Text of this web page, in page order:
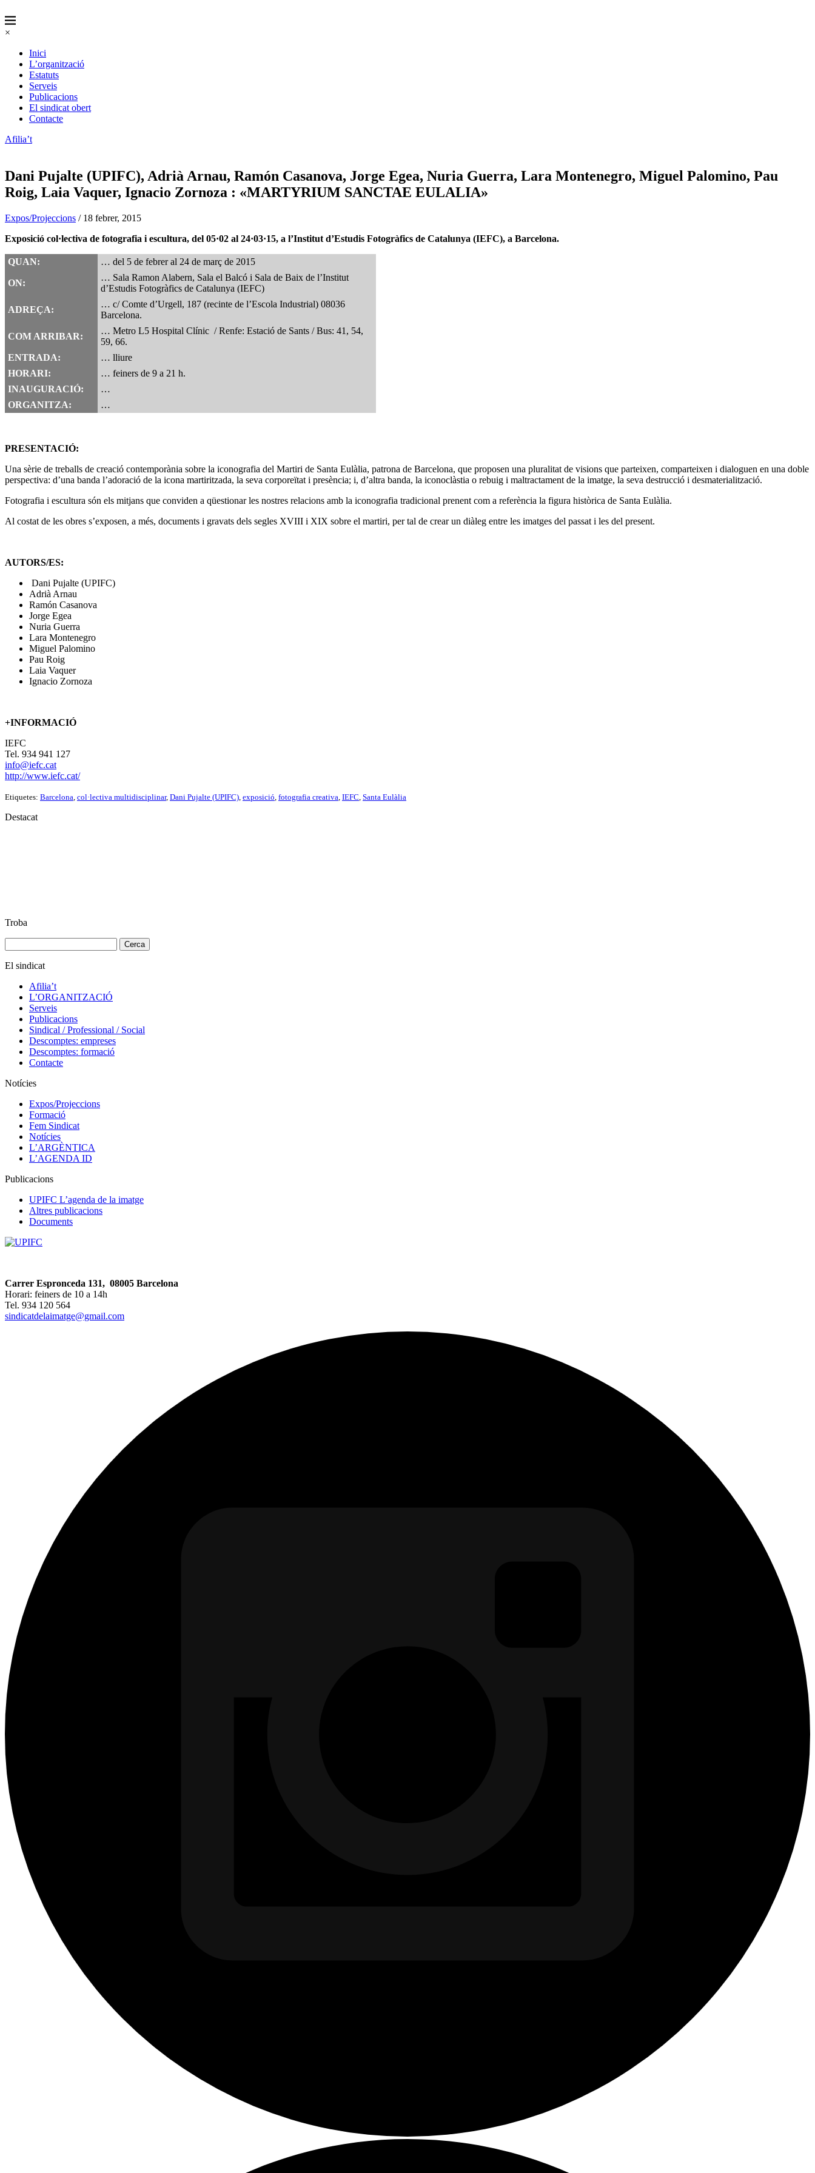
×
Inici
L’organització
Estatuts
Serveis
Publicacions
El sindicat obert
Contacte
Afilia’t
Dani Pujalte (UPIFC), Adrià Arnau, Ramón Casanova, Jorge Egea, Nuria Guerra, Lara Montenegro, Miguel Palomino, Pau
Roig, Laia Vaquer, Ignacio Zornoza : «MARTYRIUM SANCTAE EULALIA»
Expos/Projeccions / 18 febrer, 2015
Exposició col·lectiva de fotografia i escultura, del 05·02 al 24·03·15, a l’Institut d’Estudis Fotogràfics de Catalunya (IEFC), a Barcelona.
QUAN: … del 5 de febrer al 24 de març de 2015
ON:
… Sala Ramon Alabern, Sala el Balcó i Sala de Baix de l’Institut
d’Estudis Fotogràfics de Catalunya (IEFC)
ADREÇA:
… c/ Comte d’Urgell, 187 (recinte de l’Escola Industrial) 08036
Barcelona.
COM ARRIBAR:
… Metro L5 Hospital Clínic / Renfe: Estació de Sants / Bus: 41, 54,
59, 66.
ENTRADA:
… lliure
HORARI:
… feiners de 9 a 21 h.
INAUGURACIÓ:
…
ORGANITZA:
…
PRESENTACIÓ:
Una sèrie de treballs de creació contemporània sobre la iconografia del Martiri de Santa Eulàlia, patrona de Barcelona, que proposen una plu­ralitat de visions que parteixen, com­parteixen i dialoguen en una doble
perspectiva: d’una banda l’adoració de la icona martiritza­da, la seva corporeïtat i presència; i, d’altra banda, la iconoclàstia o rebuig i maltractament de la imatge, la seva destrucció i desmaterialització.
Fotografia i escultura són els mitjans que conviden a qüestionar les nostres relacions amb la iconografia tradicional prenent com a referència la figura històrica de Santa Eulàlia.
Al costat de les obres s’expo­sen, a més, documents i gravats dels segles XVIII i XIX sobre el martiri, per tal de crear un diàleg entre les imatges del passat i les del present.
AUTORS/ES:
Dani Pujalte (UPIFC)
Adrià Arnau
Ramón Casanova
Jorge Egea
Nuria Guerra
Lara Montenegro
Miguel Palomino
Pau Roig
Laia Vaquer
Ignacio Zornoza
+INFORMACIÓ
IEFC
Tel. 934 941 127
info@iefc.cat
http://www.iefc.cat/
Etiquetes: Barcelona col·lectiva multidisciplinar, Dani Pujalte (UPIFC) exposició fotografia creativa IEFC Santa Eulàlia
Destacat
Troba
El sindicat
Afilia’t
L’ORGANITZACIÓ
Serveis
Publicacions
Sindical / Professional / Social
Descomptes: empreses
Descomptes: formació
Contacte
Notícies
Expos/Projeccions
Formació
Fem Sindicat
Notícies
L’ARGÈNTICA
L’AGENDA ID
Publicacions
UPIFC L’agenda de la imatge
Altres publicacions
Documents
Carrer Espronceda 131, 08005 Barcelona
Horari: feiners de 10 a 14h
Tel. 934 120 564
sindicatdelaimatge@gmail.com